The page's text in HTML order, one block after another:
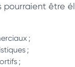
être
;
;
;